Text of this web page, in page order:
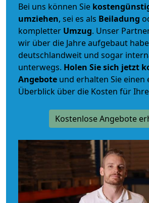
Bei uns können Sie
umziehen, sei es als Beiladung
kompletter Umzug. Unser
wir über die Jahre aufgebaut
deutschlandweit und sogar
unterwegs. Holen Sie sich jetzt
Angebote und erhalten Sie einen
Überblick über die Kosten für
Kostenlose Angebote